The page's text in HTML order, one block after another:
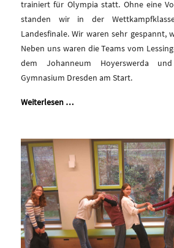
trainiert für Olympia statt. Ohne eine
standen wir in der
Landesfinale. Wir waren sehr gespannt,
Neben uns waren die Teams vom
dem Johanneum Hoyerswerda
Gymnasium Dresden am Start.
Weiterlesen …